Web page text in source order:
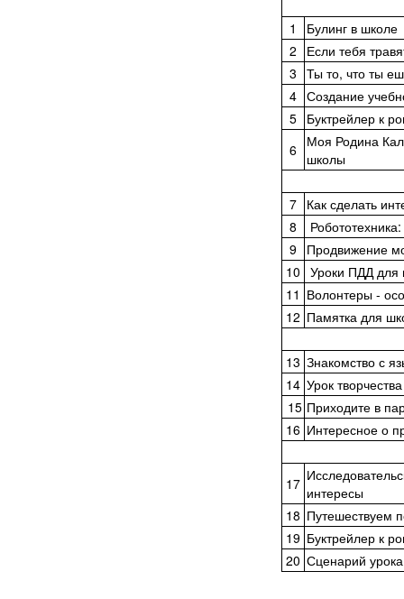
1
Булинг в школе
2
Если тебя
3 Ты то, что ты
4 Создание
5
Буктрейлер к
6
Моя Родина
школы
7
Как сделать
8
9
Продвижение
10 Уроки ПДД для
11 Волонтеры -
12 Памятка для
13 Знакомство с
14 Урок
15 Приходите в
16 Интересное о
17 интересы
18 Путешествуем
19 Буктрейлер к
20 Сценарий